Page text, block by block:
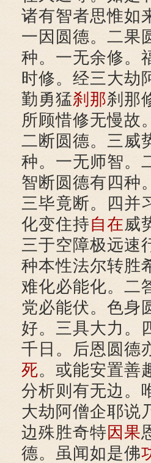
诸有智者思惟如
一因圆德。二果
种。一无余修。
时修。经三大劫
勤勇猛刹那刹那
所顾惜修无慢故
二断圆德。三威
种。一无师智。
智断圆德有四种
三毕竟断。四并
化变住持自在威
三于空障极远速
种本性法尔转胜
难化必能化。二
党必能伏。色身
好。三具大力。
千日。后恩圆德
死。或能安置善
分析则有无边。
大劫阿僧企耶说
边殊胜奇特因果
德。虽闻如是佛